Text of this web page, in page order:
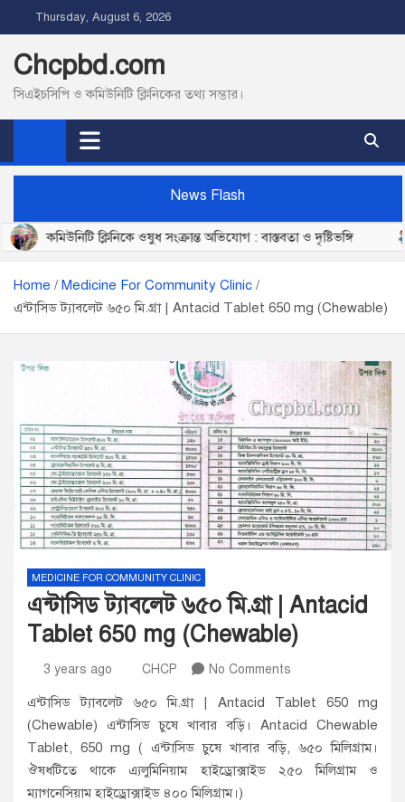
k
o
o
Thursday, August 6, 2026
Chcpbd.com
সিএইচসিপি ও কমিউনিটি ক্লিনিকের তথ্য সম্ভার।
News Flash
ক্লিনিকে ওষুধ সংক্রান্ত অভিযোগ : বাস্তবতা ও দৃষ্টিভঙ্গি
Home
Medicine For Community Clinic
এন্টাসিড ট্যাবলেট ৬৫০ মি.গ্রা | Antacid Tablet 650 mg (Chewable)
MEDICINE FOR COMMUNITY CLINIC
এন্টাসিড ট্যাবলেট ৬৫০ মি.গ্রা | Antacid
Tablet 650 mg (Chewable)
3 years ago CHCP No Comments
এন্টাসিড ট্যাবলেট ৬৫০ মি.গ্রা | Antacid Tablet 650 mg
(Chewable) এন্টাসিড চুষে খাবার বড়ি। Antacid Chewable
Tablet, 650 mg ( এন্টাসিড চুষে খাবার বড়ি, ৬৫০ মিলিগ্রাম।
ঔষধটিতে থাকে এ্যলুমিনিয়াম হাইড্রোক্সাইড ২৫০ মিলিগ্রাম ও
ম্যাগনেসিয়াম হাইড্রোক্সাইড ৪০০ মিলিগ্রাম।)